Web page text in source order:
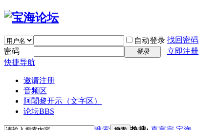
自动登录 找回密码
密码
登录
立即注册
快捷导航
邀请注册
音频区
阿闍黎开示（文字区）
论坛BBS